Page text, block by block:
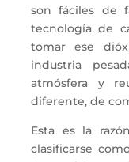
son fáciles de
tecnología de
tomar ese
industria
atmósfera y
diferente, de
Esta es la
clasificarse